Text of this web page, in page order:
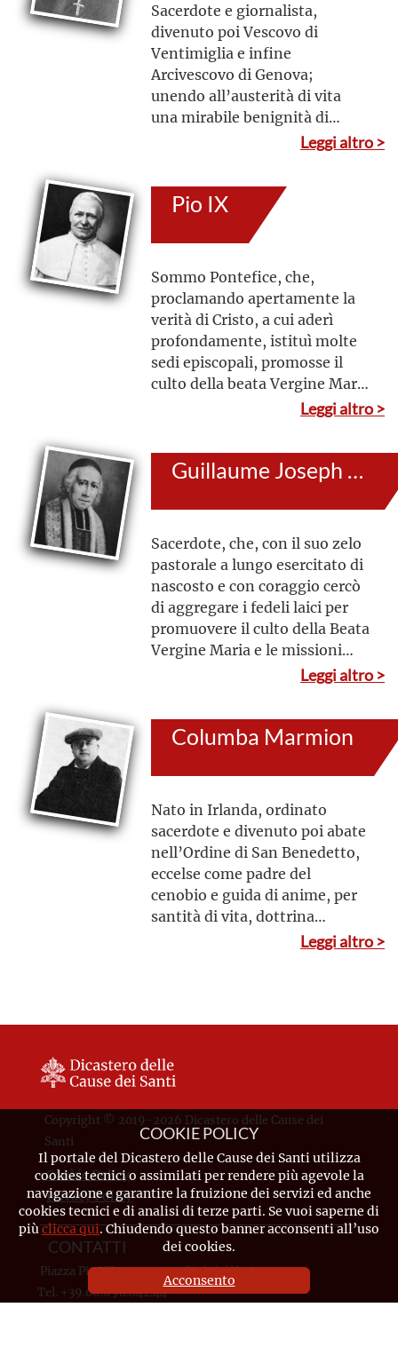
Sacerdote e giornalista,
divenuto poi Vescovo di
Ventimiglia e infine
Arcivescovo di Genova;
unendo all’austerità di vita
una mirabile benignità di
modi, favorì la concordia tra i
dimostrandosi sempre
partecipe dei problemi
dell’umanità, fondatore della
S. Marta
Leggi altro >
Pio IX
Sommo Pontefice, che,
proclamando apertamente la
verità di Cristo, a cui aderì
profondamente, istituì molte
sedi episcopali, promosse il
culto della beata Vergine Maria
e indisse il Concilio Ecumenico
Leggi altro >
Guillaume Joseph Chaminade
Sacerdote, che, con il suo zelo
pastorale a lungo esercitato di
nascosto e con coraggio cercò
di aggregare i fedeli laici per
promuovere il culto della Beata
Vergine Maria e le missioni
all’estero, fondando a tal fine
Maria
Leggi altro >
Columba Marmion
Nato in Irlanda, ordinato
sacerdote e divenuto poi abate
nell’Ordine di San Benedetto,
eccelse come padre del
cenobio e guida di anime, per
santità di vita, dottrina
spirituale ed eloquenzaLeggi altro >
Copyright © 2019-2026 Dicastero delle Cause dei
Santi
Cookie Policy
Privacy Policy
CONTATTI
Piazza Pio XII, 10 - 00120 Città del Vaticano
Tel. +39.06.698.842.44
COOKIE POLICY
Il portale del Dicastero delle Cause dei Santi utilizza
cookies tecnici o assimilati per rendere più agevole la
navigazione e garantire la fruizione dei servizi ed anche
cookies tecnici e di analisi di terze parti. Se vuoi saperne di
piùclicca qui. Chiudendo questo banner acconsenti all’uso
dei cookies.
Acconsento